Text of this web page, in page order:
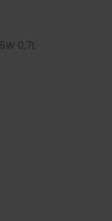
0,7L